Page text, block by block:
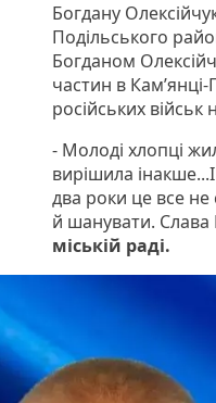
Богдану
Подільського
Богданом
частин в
російських військ
- Молоді хлопці
вирішила
два роки це все
й шанувати. Слава
міській раді.